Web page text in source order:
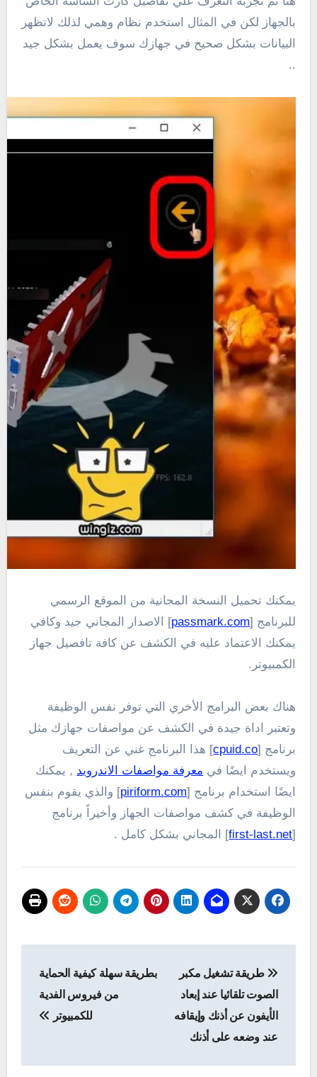
بالجهاز لكن في المثال استخدم نظام وهمي لذلك لاتظهر
البيانات بشكل صحيح في جهازك سوف يعمل بشكل جيد
..
يمكنك تحميل النسخة المجانية من الموقع الرسمي
للبرنامج [passmark.com] الاصدار المجاني جيد وكافي
يمكنك الاعتماد عليه في الكشف عن كافة تافصيل جهاز
الكمبيوتر.
هناك بعض البرامج الأخري التي توفر نفس الوظيفة
وتعتبر اداة جيدة في الكشف عن مواصفات جهازك مثل
برنامج [cpuid.co] هذا البرنامج غني عن التعريف
ويستخدم ايضًا في معرفة مواصفات الاندرويد , يمكنك
ايضًا استخدام برنامج [piriform.com] والذي يقوم بنفس
الوظيفة في كشف مواصفات الجهاز وأخيراً برنامج
[
first-last.net] المجاني بشكل كامل .
المقالات
طريقة تشغيل مكبر
الصوت تلقائيا عند إبعاد
الأيفون عن أذنك وإيقافه
عند وضعه على أذنك
بطريقة سهلة كيفية الحماية
من فيروس الفدية
للكمبيوتر